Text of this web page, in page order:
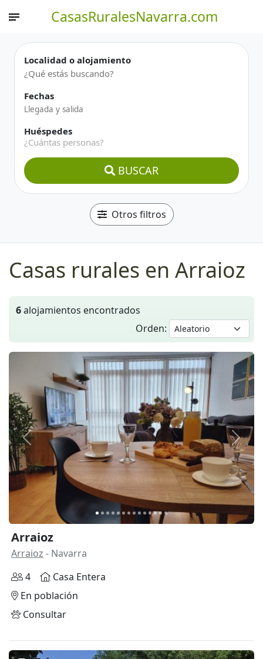
CasasRuralesNavarra.com
Localidad o alojamiento
Fechas
Huéspedes
¿Cuántas personas?
BUSCAR
Otros filtros
Casas rurales en Arraioz
6alojamientos encontrados
Orden:
Anterior
Arraioz
Arraioz - Navarra
4
Casa Entera
En población
Consultar